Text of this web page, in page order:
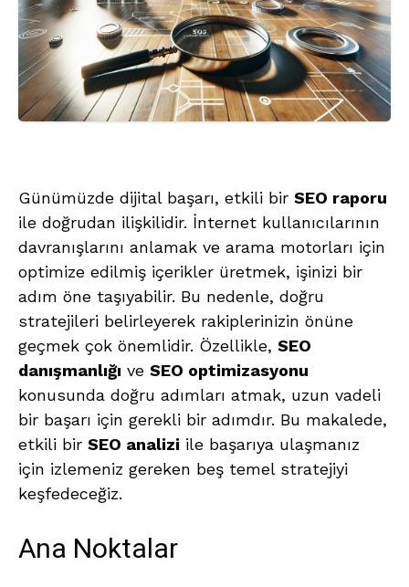
Günümüzde dijital başarı, etkili bir SEO raporu
ile doğrudan ilişkilidir. İnternet kullanıcılarının
davranışlarını anlamak ve arama motorları için
optimize edilmiş içerikler üretmek, işinizi bir
adım öne taşıyabilir. Bu nedenle, doğru
stratejileri belirleyerek rakiplerinizin önüne
geçmek çok önemlidir. Özellikle, SEO
danışmanlığı ve SEO optimizasyonu
konusunda doğru adımları atmak, uzun vadeli
bir başarı için gerekli bir adımdır. Bu makalede,
etkili bir SEO analizi ile başarıya ulaşmanız
için izlemeniz gereken beş temel stratejiyi
keşfedeceğiz.
Ana Noktalar